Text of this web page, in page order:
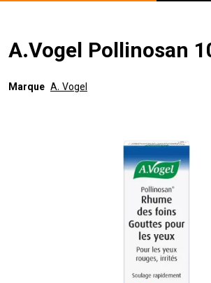
A.Vogel Pollinosan
Marque A. Vogel